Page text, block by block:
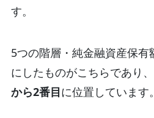
す。
5つの階層・純金融資産保
にしたものがこちらであり
から2番目に位置しています。